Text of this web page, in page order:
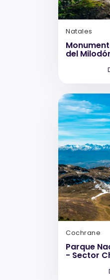
Natales
del
Cochrane
Parque
- Sector